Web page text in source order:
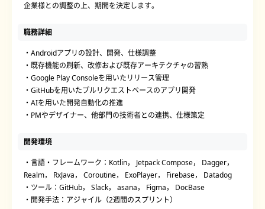
企業様との調整の上、期間を決定します。
職務詳細
・Androidアプリの設計、開発、仕様調整
・既存機能の刷新、改修および既存アーキテクチャの習熟
・Google Play Consoleを用いたリリース管理
・GitHubを用いたプルリクエストベースのアプリ開発
・AIを用いた開発自動化の推進
・PMやデザイナー、他部門の技術者との連携、仕様策定
開発環境
・言語・フレームワーク：Kotlin， Jetpack Compose， Dagger，
Realm， RxJava， Coroutine， ExoPlayer， Firebase， Datadog
・ツール：GitHub， Slack， asana， Figma， DocBase
・開発手法：アジャイル（2週間のスプリント）